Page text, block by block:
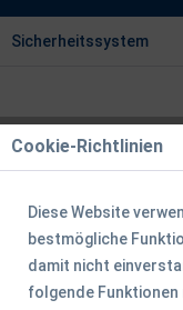
Sicherheitssystem
Cookie-Richtlinien
Diese Website
bestmögliche
damit nicht
folgende